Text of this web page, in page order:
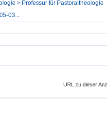
> Professur für Pastoraltheologie
03...
URL zu dieser